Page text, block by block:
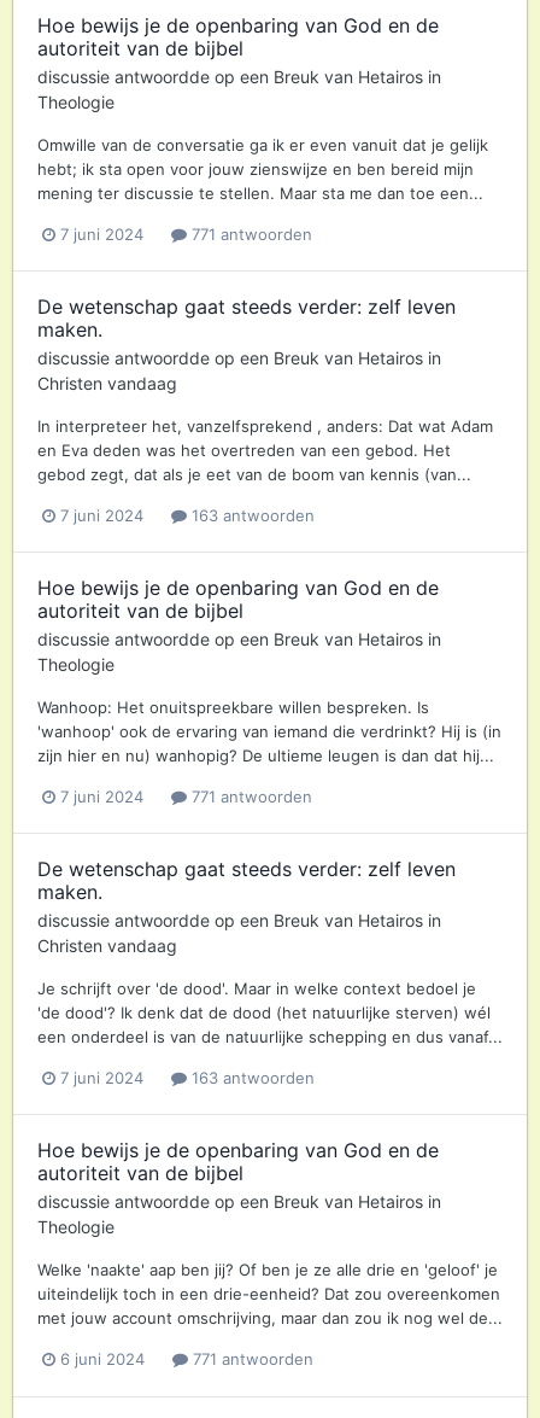
Hoe bewijs je de openbaring van God en de
autoriteit van de bijbel
discussie antwoordde op een Breuk van Hetairos in
Theologie
Omwille van de conversatie ga ik er even vanuit dat je gelijk
hebt; ik sta open voor jouw zienswijze en ben bereid mijn
mening ter discussie te stellen. Maar sta me dan toe een...
7 juni 2024 771 antwoorden
De wetenschap gaat steeds verder: zelf leven
maken.
discussie antwoordde op een Breuk van Hetairos in
Christen vandaag
In interpreteer het, vanzelfsprekend , anders: Dat wat Adam
en Eva deden was het overtreden van een gebod. Het
gebod zegt, dat als je eet van de boom van kennis (van...
7 juni 2024 163 antwoorden
Hoe bewijs je de openbaring van God en de
autoriteit van de bijbel
discussie antwoordde op een Breuk van Hetairos in
Theologie
Wanhoop: Het onuitspreekbare willen bespreken. Is
'wanhoop' ook de ervaring van iemand die verdrinkt? Hij is (in
zijn hier en nu) wanhopig? De ultieme leugen is dan dat hij...
7 juni 2024 771 antwoorden
De wetenschap gaat steeds verder: zelf leven
maken.
discussie antwoordde op een Breuk van Hetairos in
Christen vandaag
Je schrijft over 'de dood'. Maar in welke context bedoel je
'de dood'? Ik denk dat de dood (het natuurlijke sterven) wél
een onderdeel is van de natuurlijke schepping en dus vanaf...
7 juni 2024 163 antwoorden
Hoe bewijs je de openbaring van God en de
autoriteit van de bijbel
discussie antwoordde op een Breuk van Hetairos in
Theologie
Welke 'naakte' aap ben jij? Of ben je ze alle drie en 'geloof' je
uiteindelijk toch in een drie-eenheid? Dat zou overeenkomen
met jouw account omschrijving, maar dan zou ik nog wel de...
6 juni 2024 771 antwoorden